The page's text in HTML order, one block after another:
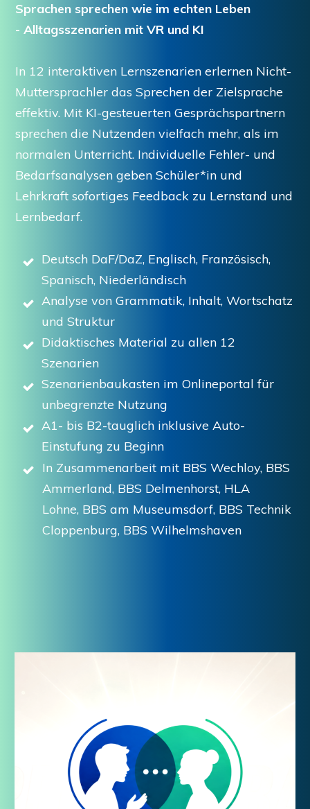
Sprachen sprechen wie im echten Leben
- Alltagsszenarien mit VR und KI
In 12 interaktiven Lernszenarien erlernen Nicht-
Muttersprachler das Sprechen der Zielsprache
effektiv. Mit KI-gesteuerten Gesprächspartnern
sprechen die Nutzenden vielfach mehr, als im
normalen Unterricht. Individuelle Fehler- und
Bedarfsanalysen geben Schüler*in und
Lehrkraft sofortiges Feedback zu Lernstand und
Lernbedarf.
Deutsch DaF/DaZ, Englisch, Französisch,
Spanisch, Niederländisch
Analyse von Grammatik, Inhalt, Wortschatz
und Struktur
Didaktisches Material zu allen 12
Szenarien
Szenarienbaukasten im Onlineportal für
unbegrenzte Nutzung
A1- bis B2-tauglich inklusive Auto-
Einstufung zu Beginn
In Zusammenarbeit mit BBS Wechloy, BBS
Ammerland, BBS Delmenhorst, HLA
Lohne, BBS am Museumsdorf, BBS Technik
Cloppenburg, BBS Wilhelmshaven